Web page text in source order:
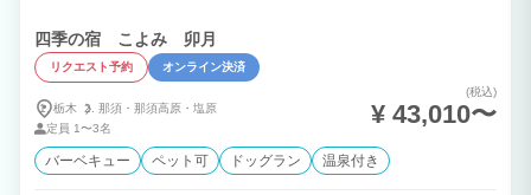
四季の宿 こよみ 卯月
リクエスト予約 オンライン決済
栃木 那須・ 那須高原・ 塩原
定員 1〜3名
(税込)
¥ 43,010〜
バーベキュー ペット可 ドッグラン 温泉付き